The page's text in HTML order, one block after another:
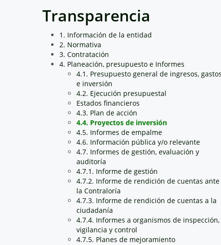
Transparencia
1. Información de la entidad
2. Normativa
3. Contratación
4. Planeación, presupuesto e Informes
4.1. Presupuesto general de ingresos, gastos
e inversión
4.2. Ejecución presupuestal
Estados financieros
4.3. Plan de acción
4.4. Proyectos de inversión
4.5. Informes de empalme
4.6. Información pública y/o relevante
4.7. Informes de gestión, evaluación y
auditoría
4.7.1. Informe de gestión
4.7.2. Informe de rendición de cuentas ante
la Contraloría
4.7.3. Informe de rendición de cuentas a la
ciudadanía
4.7.4. Informes a organismos de inspección,
vigilancia y control
4.7.5. Planes de mejoramiento